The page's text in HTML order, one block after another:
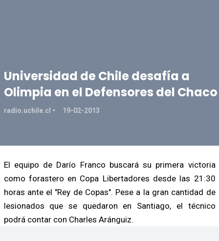
Universidad de Chile desafía a
Olimpia en el Defensores del Chaco
radio.uchile.cl 19-02-2013
El equipo de Darío Franco buscará su primera victoria
como forastero en Copa Libertadores desde las 21:30
horas ante el "Rey de Copas". Pese a la gran cantidad de
lesionados que se quedaron en Santiago, el técnico
podrá contar con Charles Aránguiz.